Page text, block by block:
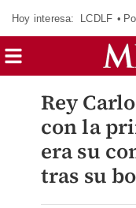
Hoy interesa: LCDLF
Rey
con la
era su
tras su